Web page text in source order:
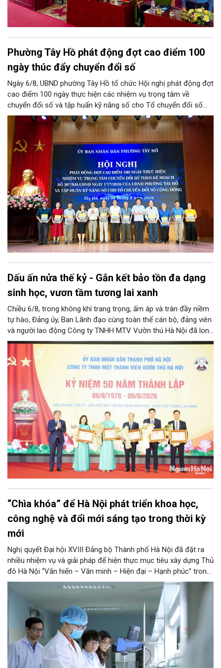
Phường Tây Hồ phát động đợt cao điểm 100
ngày thúc đẩy chuyển đổi số
Ngày 6/8, UBND phường Tây Hồ tổ chức Hội nghị phát động đợt
cao điểm 100 ngày thực hiện các nhiệm vụ trọng tâm về
chuyển đổi số và tập huấn kỹ năng số cho Tổ chuyển đổi số
cộng đồng trên địa bàn phường.
Dấu ấn nửa thế kỷ - Gắn kết bảo tồn đa dạng
sinh học, vươn tầm tương lai xanh
Chiều 6/8, trong không khí trang trọng, ấm áp và tràn đầy niềm
tự hào, Đảng ủy, Ban Lãnh đạo cùng toàn thể cán bộ, đảng viên
và người lao động Công ty TNHH MTV Vườn thú Hà Nội đã long
trọng tổ chức Lễ kỷ niệm 50 năm ngày thành lập Công ty
(06/8/1976 – 06/8/2026). Sự kiện đánh dấu cột mốc vàng son
nửa thế kỷ xây dựng, trưởng thành và cống hiến không ngừng
nghỉ của đơn vị công ích trọng điểm, gắn liền với ký ức của biết
bao thế hệ người dân Thủ đô và du khách thập phương.
“Chìa khóa” để Hà Nội phát triển khoa học,
công nghệ và đổi mới sáng tạo trong thời kỳ
mới
Nghị quyết Đại hội XVIII Đảng bộ Thành phố Hà Nội đã đặt ra
nhiều nhiệm vụ và giải pháp để hiện thực mục tiêu xây dựng Thủ
đô Hà Nội “Văn hiến – Văn minh – Hiện đại – Hạnh phúc” trong
thời kỳ mới. Trong đó, Hà Nội sẽ thúc đẩy phát triển khoa học,
công nghệ, đổi mới sáng tạo và chuyển đổi số toàn diện trong